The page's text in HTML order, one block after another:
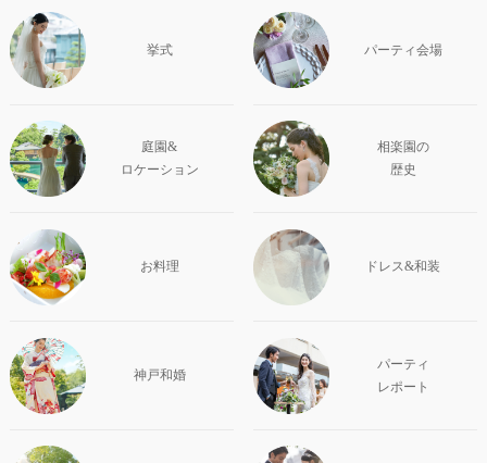
挙式 パーティ会場
庭園&
ロケーション
相楽園の
歴史
お料理 ドレス&和装
神戸和婚
パーティ
レポート